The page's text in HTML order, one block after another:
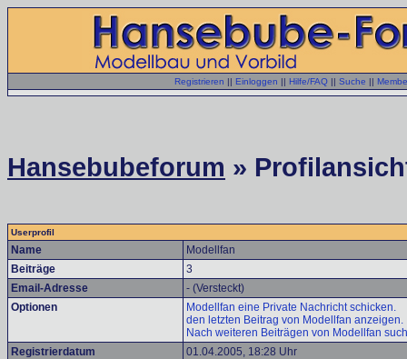
Registrieren || Einloggen || Hilfe/FAQ || Suche ||
Hansebubeforum »
Userprofil
Name
Modellfan
Beiträge
3
Email-Adresse
- (Versteckt)
Optionen
Modellfan eine Private Nachricht schicken.
den letzten Beitrag von Modellfan anzeigen.
Nach weiteren Beiträgen von Modellfan
Registrierdatum
01.04.2005, 18:28 Uhr